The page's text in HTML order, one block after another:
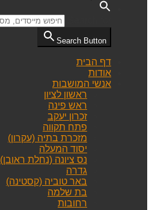
Search Button
דף הבית
אודות
אנשי המושבות
ראשון לציון
ראש פינה
זכרון יעקב
פתח תקווה
מזכרת בתיה (עקרון)
יסוד המעלה
נס ציונה (נחלת ראובן)
גדרה
באר טוביה (קסטינה)
בת שלמה
רחובות